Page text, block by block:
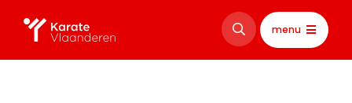
menu